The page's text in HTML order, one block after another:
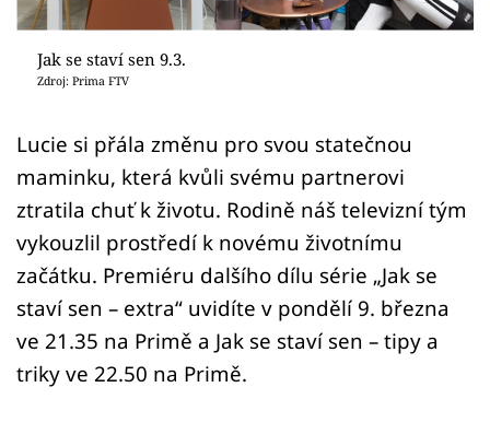
Sledujte nás
Jak se staví sen 9.3.
Zdroj: Prima FTV
Lucie si přála změnu pro svou statečnou
maminku, která kvůli svému partnerovi
ztratila chuť k životu. Rodině náš televizní tým
vykouzlil prostředí k novému životnímu
začátku. Premiéru dalšího dílu série „Jak se
staví sen – extra“ uvidíte v pondělí 9. března
ve 21.35 na Primě a Jak se staví sen – tipy a
triky ve 22.50 na Primě.